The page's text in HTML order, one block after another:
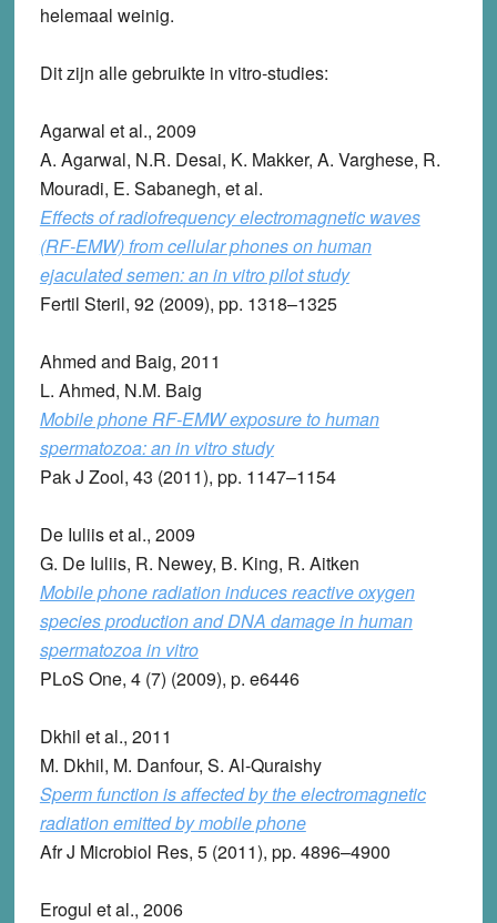
helemaal weinig.
Dit zijn alle gebruikte in vitro-studies:
Agarwal et al., 2009
A. Agarwal, N.R. Desai, K. Makker, A. Varghese, R.
Mouradi, E. Sabanegh, et al.
Effects of radiofrequency electromagnetic waves
(RF-EMW) from cellular phones on human
ejaculated semen: an in vitro pilot study
Fertil Steril, 92 (2009), pp. 1318–1325
Ahmed and Baig, 2011
L. Ahmed, N.M. Baig
Mobile phone RF-EMW exposure to human
spermatozoa: an in vitro study
Pak J Zool, 43 (2011), pp. 1147–1154
De Iuliis et al., 2009
G. De Iuliis, R. Newey, B. King, R. Aitken
Mobile phone radiation induces reactive oxygen
species production and DNA damage in human
spermatozoa in vitro
PLoS One, 4 (7) (2009), p. e6446
Dkhil et al., 2011
M. Dkhil, M. Danfour, S. Al-Quraishy
Sperm function is affected by the electromagnetic
radiation emitted by mobile phone
Afr J Microbiol Res, 5 (2011), pp. 4896–4900
Erogul et al., 2006